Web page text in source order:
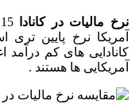
نرخ مالیات در کانادا 15
آمریکا نرخ پایین
کانادایی های کم
آمریکایی ها هستند .